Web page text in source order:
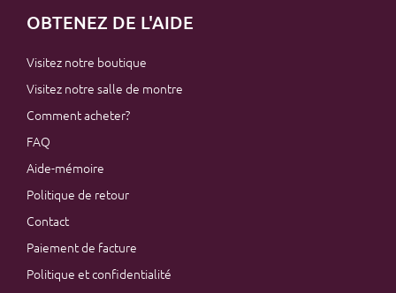
OBTENEZ DE L'AIDE
Visitez notre boutique
Visitez notre salle de montre
Comment acheter?
FAQ
Aide-mémoire
Politique de retour
Contact
Paiement de facture
Politique et confidentialité